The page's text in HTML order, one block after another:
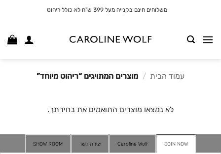
משלוחים חינם בקנייה מעל 399 ש"ח לא כולל ריהוט
עמוד הבית / מוצרים המתויגים “ריהוט מיוחד”
לא נמצאו מוצרים התואמים את בחירתך.
JOIN NOW
Caroline Wolf יצירת קשר SHOW ROOM